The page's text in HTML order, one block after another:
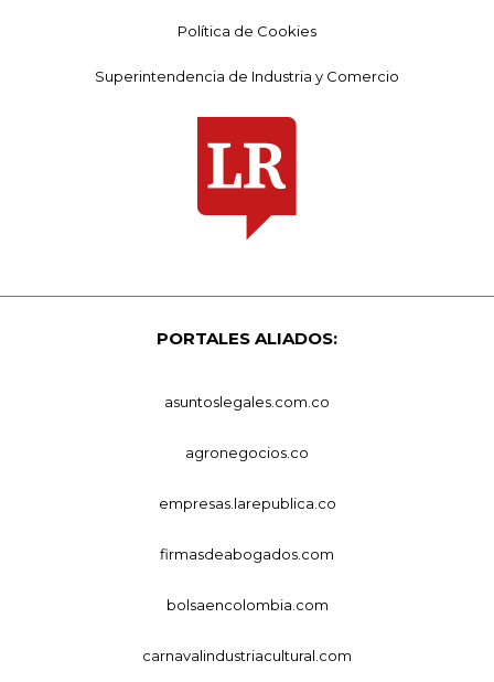
Política de Cookies
Superintendencia de Industria y Comercio
PORTALES ALIADOS:
asuntoslegales.com.co
agronegocios.co
empresas.larepublica.co
firmasdeabogados.com
bolsaencolombia.com
carnavalindustriacultural.com